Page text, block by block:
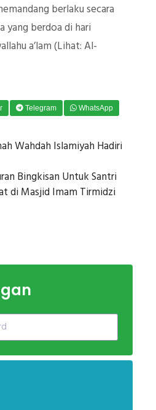
berlaku secara
yang berdoa di hari
a’lam (Lihat: Al-
Telegram
WhatsApp
Wahdah Islamiyah Hadiri
Bingkisan Untuk Santri
di Masjid Imam Tirmidzi